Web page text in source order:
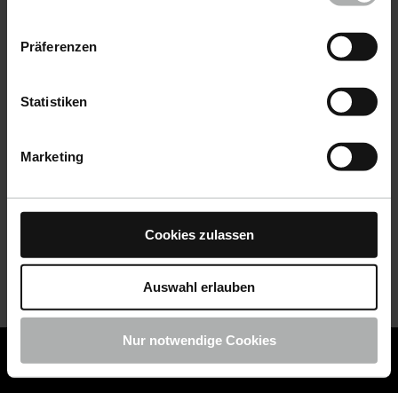
Präferenzen
Statistiken
Marketing
Cookies zulassen
Auswahl erlauben
Nur notwendige Cookies
COLOURLOCK ist jetzt Teil von KochChemie -
COLOURLOCK Produkte shoppen